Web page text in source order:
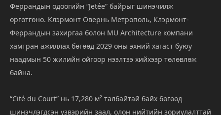
Феррандын одоогийн “Jetée” байрыг шинэчилж
өргөтгөнө. Клэрмонт Овернь Метрополь, Клэрмонт-
Феррандын захиргаа болон MU Architecture компани
хамтран ажиллах бөгөөд 2029 оны эхний хагаст буюу
наадмын 50 жилийн ойгоор нээлтээ хийхээр төлөвлөж
байна.
“Cité du Court” нь 17,280 м² талбайтай байх бөгөөд
шинэчлэгдсэн үзвэрийн заал, олон нийтийн зориулалттай